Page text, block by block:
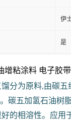
伊
是
粘涂料 电子胶带
分为原料,由碳
碳五加氢石油树
好的相溶性。应